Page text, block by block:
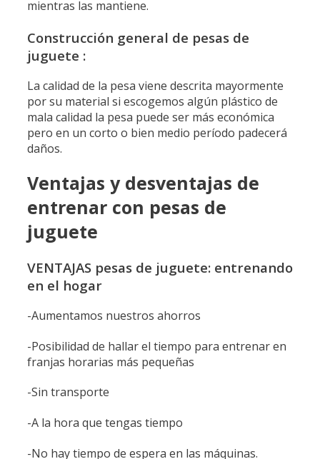
mientras las mantiene.
Construcción general de pesas de
juguete :
La calidad de la pesa viene descrita mayormente
por su material si escogemos algún plástico de
mala calidad la pesa puede ser más económica
pero en un corto o bien medio período padecerá
daños.
Ventajas y desventajas de
entrenar con pesas de
juguete
VENTAJAS pesas de juguete: entrenando
en el hogar
-Aumentamos nuestros ahorros
-Posibilidad de hallar el tiempo para entrenar en
franjas horarias más pequeñas
-Sin transporte
-A la hora que tengas tiempo
-No hay tiempo de espera en las máquinas.